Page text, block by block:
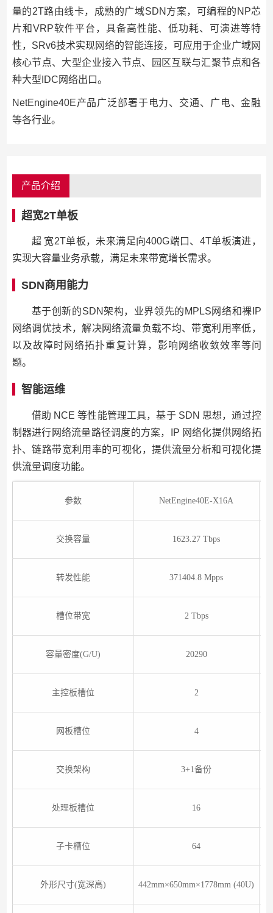
量的2T路由线卡，成熟的广域SDN方案，可编程的NP芯
片和VRP软件平台，具备高性能、低功耗、可演进等特
性，SRv6技术实现网络的智能连接，可应用于企业广域网
核心节点、大型企业接入节点、园区互联与汇聚节点和各
种大型IDC网络出口。
NetEngine40E产品广泛部署于电力、交通、广电、金融
等各行业。
产品介绍
超宽2T单板
超 宽2T单板，未来满足向400G端口、4T单板演进，
实现大容量业务承载，满足未来带宽增长需求。
SDN商用能力
基于创新的SDN架构，业界领先的MPLS网络和裸IP
网络调优技术，解决网络流量负载不均、带宽利用率低，
以及故障时网络拓扑重复计算，影响网络收敛效率等问
题。
智能运维
借助 NCE 等性能管理工具，基于 SDN 思想，通过控
制器进行网络流量路径调度的方案，IP 网络化提供网络拓
扑、链路带宽利用率的可视化，提供流量分析和可视化提
供流量调度功能。
参数 NetEngine40E-X16A
交换容量 1623.27 Tbps
转发性能 371404.8 Mpps
槽位带宽 2 Tbps
容量密度(G/U) 20290
主控板槽位 2
网板槽位 4
交换架构 3+1备份
处理板槽位 16
子卡槽位 64
外形尺寸(宽深高) 442mm×650mm×1778mm (40U)